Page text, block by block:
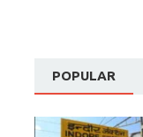
POPULAR